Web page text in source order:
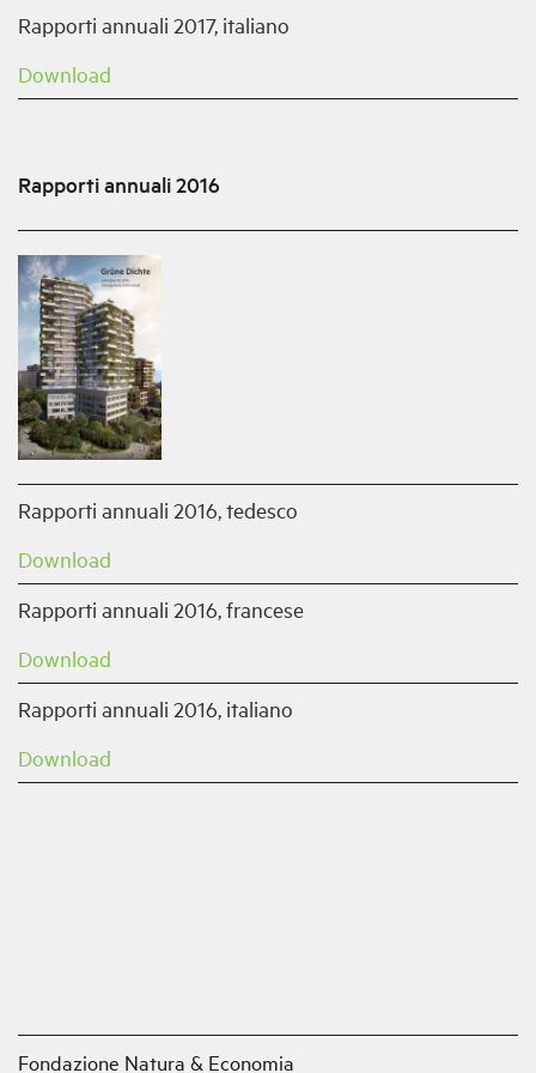
Rapporti annuali 2017, italiano
Download
Rapporti annuali 2016
Rapporti annuali 2016, tedesco
Download
Rapporti annuali 2016, francese
Download
Rapporti annuali 2016, italiano
Download
Fondazione Natura & Economia